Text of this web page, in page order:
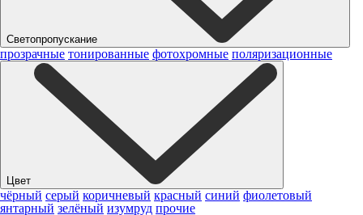
Светопропускание
прозрачные тонированные фотохромные поляризационные
Цвет
чёрный серый коричневый красный синий фиолетовый
янтарный зелёный изумруд прочие